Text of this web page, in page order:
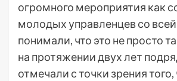
огромного мероприятия как
молодых управленцев со
понимали, что это не просто
на протяжении двух лет
отмечали с точки зрения